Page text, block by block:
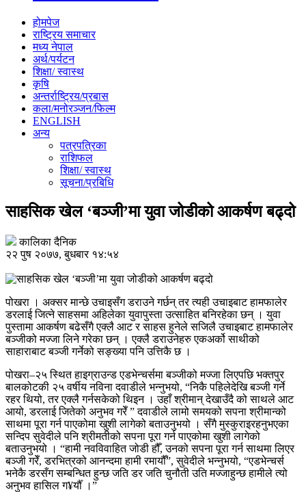
होमपेज
राष्ट्रिय समाचार
मध्य नेपाल
अर्थ/पर्यटन
शिक्षा/ स्वास्थ
कृषि
अन्तर्राष्ट्रिय/प्रबास
कला/मनोरञ्जन/फिल्म
ENGLISH
अन्य
पत्रपत्रिका
राशिफल
शिक्षा/ स्वास्थ
सूचना/प्रबिधि
साहसिक खेल ‘बञ्जी’मा युवा जोडीको आकर्षण बढ्दो
कालिका दैनिक
२२ पुष २०७७, बुधबार १४:५४
पोखरा । अक्सर मान्छे उचाइसँग डराउने गर्छन् तर त्यही उचाइबाट हामफालेर
डरलाई जित्ने साहसमा अहिलेका युवापुस्ता उत्साहित बनिरहेका छन् । युवा
पुस्तामा आकर्षण बढेसँगै एक्लै आट र साहस हुनेले सजिलै उचाइबाट हामफालेर
बञ्जीको मज्जा लिने गरेका छन् । एक्लै डराउनेहरु एकअर्को साथीको
साहाराबाट बञ्जी गर्नेको सङ्ख्या पनि उत्तिकै छ ।
पोखरा–२५ स्थित हाइग्राउन्ड एडभेन्चर्समा बञ्जीको मज्जा लिएपछि भक्तपुर
बालकोटकी २५ वर्षीय नविना दवाडीले भन्नुभयो, “निकै पहिलेदेखि बञ्जी गर्ने
रहर थियो, तर एक्लै गर्नसकेको थिइन । उहाँ श्रीमान् देखाउँदै को साथले आट
आयो, डरलाई जितेको अनुभव गरेँ ” दवाडीले लामो समयको सपना श्रीमान्को
साथमा पूरा गर्न पाएकोमा खुशी लागेको बताउनुभयो । सँगै मुस्कुराइरहनुभएका
सन्दिप सुवेदीले पनि श्रीमतीको सपना पूरा गर्न पाएकोमा खुशी लागेको
बताउनुभयो । “हामी नवविवाहित जोडी हौँ, उनको सपना पूरा गर्न साथमा लिएर
बञ्जी गरेँ, डरभित्रको आनन्दमा हामी रमायौँ”, सुवेदीले भन्नुभयो, “एडभेन्चर्स
भनेकै डरसँग सम्बन्धित हुन्छ जति डर जति चुनौती उति मज्जाहुन्छ हामीले त्यो
अनुभव हासिल ग¥र्यौँ ।”